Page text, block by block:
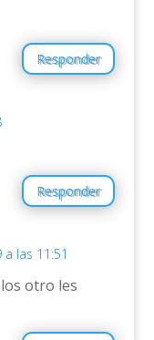
Responder
Responder
las 11:51
otro les